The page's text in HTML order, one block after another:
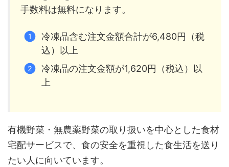
手数料は無料になります。
冷凍品含む注文金額合計が6,480円（税
込）以上
冷凍品の注文金額が1,620円（税込）以
上
有機野菜・無農薬野菜の取り扱いを中心とした食材
宅配サービスで、食の安全を重視した食生活を送り
たい人に向いています。